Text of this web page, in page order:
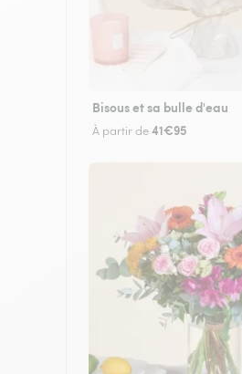
Bisous et sa bulle d'eau
À partir de41€95